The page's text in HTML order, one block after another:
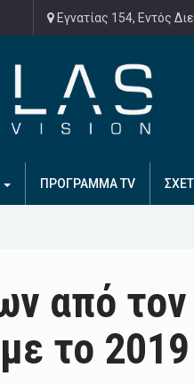
Εγνατίας 154, Εντός
ΠΡΟΓΡΑΜΜΑ TV
από τον
το 2019